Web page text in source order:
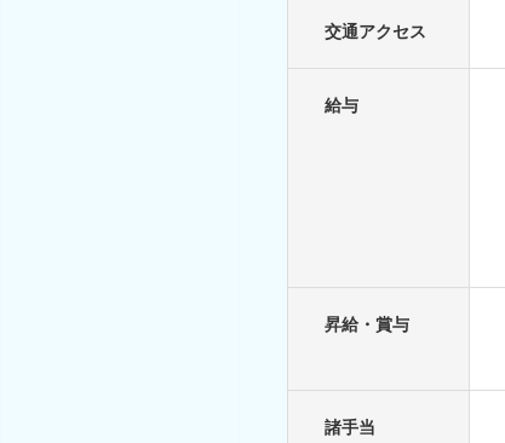
交通アクセス
給与
昇給・賞与
諸手当